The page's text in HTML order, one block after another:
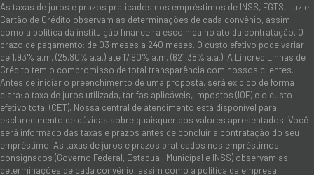
As taxas de juros e prazos praticados nos empréstimos de INSS, FGTS, Luz e
Cartão de Crédito observam as determinações de cada convênio, assim
como a política da instituição financeira escolhida no ato da contratação. O
prazo de pagamento: de 03 meses a 240 meses. O custo efetivo pode variar
de 1,93% a.m. (25,80% a.a.) até 17,90% a.m. (621,38% a.a.). A Lincred Linhas de
Crédito tem o compromisso de total transparência com nossos clientes.
Antes de iniciar o preenchimento de uma proposta, será exibido de forma
clara: a taxa de juros utilizada, tarifas aplicáveis, impostos (IOF) e o custo
efetivo total (CET). Nossa central de atendimento está disponível para
esclarecimento de dúvidas sobre quaisquer dos valores apresentados. Você
será informado das taxas e prazos antes de concluir a contratação do seu
empréstimo. As taxas de juros e prazos praticados nos empréstimos
consignados (Governo Federal, Estadual, Municipal e INSS) observam as
determinações de cada convênio, assim como a política da empresa